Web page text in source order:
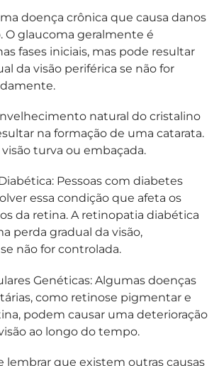
doença crônica que causa danos
O glaucoma geralmente é
fases iniciais, mas pode resultar
da visão periférica se não for
natural do cristalino
na formação de uma catarata.
turva ou embaçada.
Pessoas com diabetes
essa condição que afeta os
da retina. A retinopatia diabética
perda gradual da visão,
não for controlada.
Genéticas: Algumas doenças
como retinose pigmentar e
podem causar uma deterioração
ao longo do tempo.
lembrar que existem outras causas